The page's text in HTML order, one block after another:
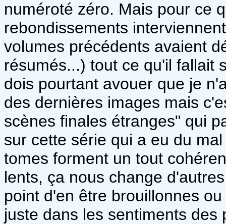
numéroté zéro. Mais pour ce
rebondissements
volumes précédents avaient
résumés...) tout ce qu'il fallait
dois pourtant avouer que je
des dernières images mais
scènes finales étranges" qui
sur cette série qui a eu du
tomes forment un tout
lents, ça nous change
point d'en être brouillonnes
juste dans les sentiments des